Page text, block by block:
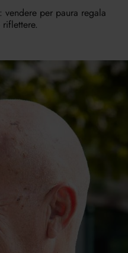
per paura regala